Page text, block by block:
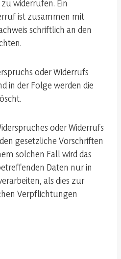
widerrufen. Ein
ist zusammen mit
schriftlich an den
oder Widerrufs
in der Folge werden die
oder Widerrufs
gesetzliche Vorschriften
solchen Fall wird das
Daten nur in
als dies zur
Verpflichtungen